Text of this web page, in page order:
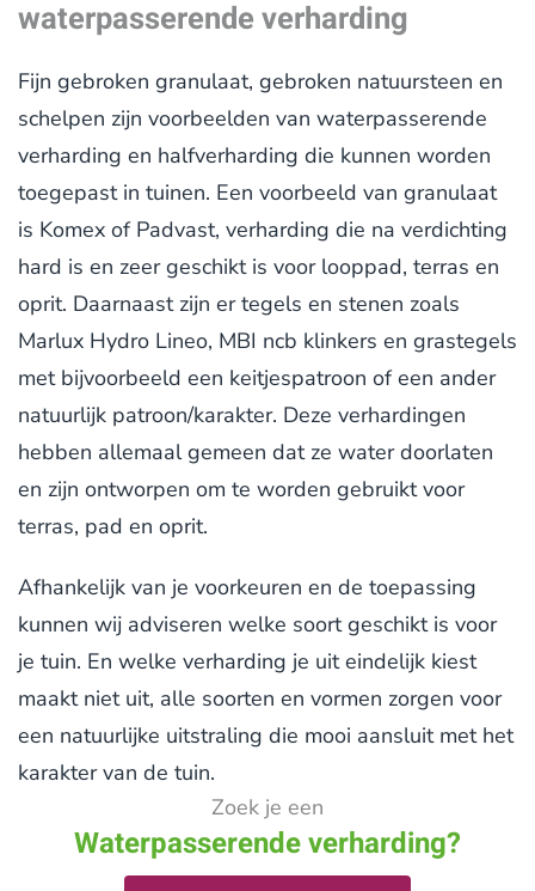
waterpasserende verharding
Fijn gebroken granulaat, gebroken natuursteen en
schelpen zijn voorbeelden van waterpasserende
verharding en halfverharding die kunnen worden
toegepast in tuinen. Een voorbeeld van granulaat
is Komex of Padvast, verharding die na verdichting
hard is en zeer geschikt is voor looppad, terras en
oprit. Daarnaast zijn er tegels en stenen zoals
Marlux Hydro Lineo, MBI ncb klinkers en grastegels
met bijvoorbeeld een keitjespatroon of een ander
natuurlijk patroon/karakter. Deze verhardingen
hebben allemaal gemeen dat ze water doorlaten
en zijn ontworpen om te worden gebruikt voor
terras, pad en oprit.
Afhankelijk van je voorkeuren en de toepassing
kunnen wij adviseren welke soort geschikt is voor
je tuin. En welke verharding je uit eindelijk kiest
maakt niet uit, alle soorten en vormen zorgen voor
een natuurlijke uitstraling die mooi aansluit met het
karakter van de tuin.
Zoek je een
Waterpasserende verharding?